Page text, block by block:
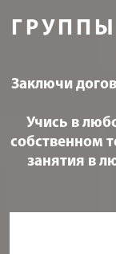
Заключи
Учись в
собственном
занятия в